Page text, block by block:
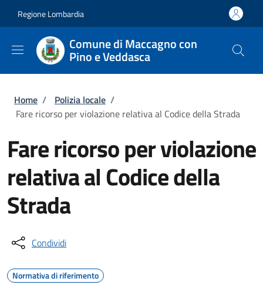
Regione Lombardia
Comune di Maccagno con
Pino e Veddasca
Briciole di pane
Home / Polizia locale /
Fare ricorso per violazione relativa al Codice della Strada
Fare ricorso per violazione
relativa al Codice della
Strada
Condividi
Normativa di riferimento